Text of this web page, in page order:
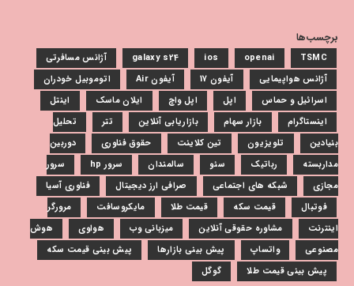
برچسب‌ها
galaxy s24 ios openai TSMC
آژانس مسافرتی
آژانس هواپیمایی
آیفون 17 آیفون Air
اتوموبیل خودران
اسرائیل و حماس
اپل اپل واچ ایلان ماسک
اینتل
اینستاگرام
بازار سهام بازاریابی آنلاین تتر
تحلیل
بنیادین
تلویزیون تین کلاینت حقوق فناوری
دوربین
مداربسته
رباتیک سئو سالمندان سرور hp
سرور
مجازی
شبکه های اجتماعی صرافی ارز دیجیتال
فناوری آسیا
فوتبال
قیمت سکه قیمت طلا مایکروسافت
مرورگر
اینترنت
مشاوره حقوقی آنلاین میزبانی وب هواوی
هوش
مصنوعی
واتساپ پیش بینی بازارها
پیش بینی قیمت سکه
پیش بینی قیمت طلا
گوگل